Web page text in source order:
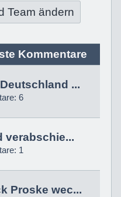
Team ändern
Kommentare
...
6
verabschie...
1
Proske wec...